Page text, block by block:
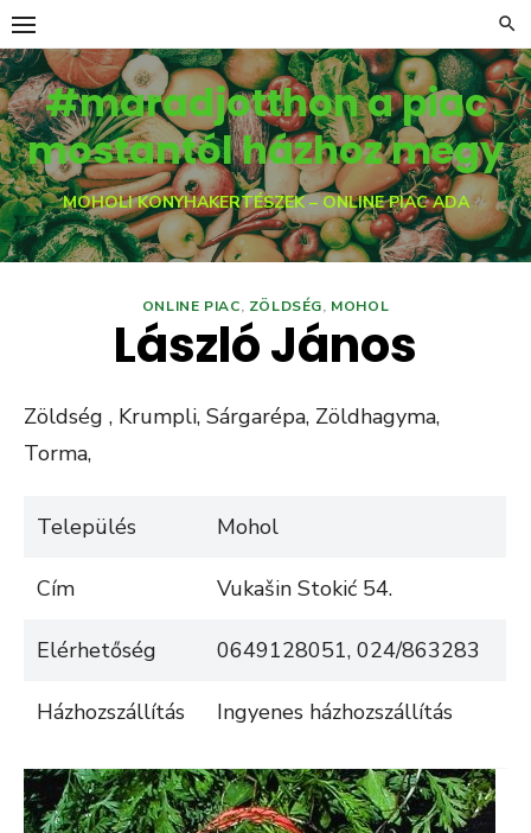
Skip
to
content#maradjotthon a piac
mostantól házhoz megy
MOHOLI KONYHAKERTÉSZEK – ONLINE PIAC ADA
ONLINE PIAC, ZÖLDSÉG, MOHOL
László János
Zöldség , Krumpli, Sárgarépa, Zöldhagyma,
Torma,
Település Mohol
Cím Vukašin Stokić 54.
Elérhetőség 0649128051, 024/863283
Házhozszállítás Ingyenes házhozszállítás